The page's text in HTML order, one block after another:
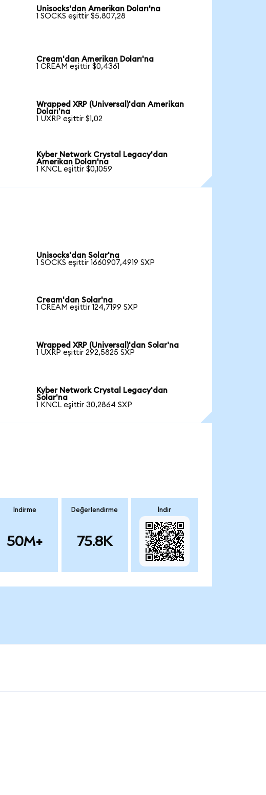
Unisocks'dan Amerikan Doları'na
1 SOCKS eşittir $5.807,28
Cream'dan Amerikan Doları'na
1 CREAM eşittir $0,4361
Wrapped XRP (Universal)'dan Amerikan
Doları'na
1 UXRP eşittir $1,02
Kyber Network Crystal Legacy'dan
Amerikan Doları'na
1 KNCL eşittir $0,1059
Unisocks'dan Solar'na
1 SOCKS eşittir 1660907,4919 SXP
Cream'dan Solar'na
1 CREAM eşittir 124,7199 SXP
Wrapped XRP (Universal)'dan Solar'na
1 UXRP eşittir 292,5825 SXP
Kyber Network Crystal Legacy'dan
Solar'na
1 KNCL eşittir 30,2864 SXP
İndirme
50M+
Değerlendirme
75.8K
İndir